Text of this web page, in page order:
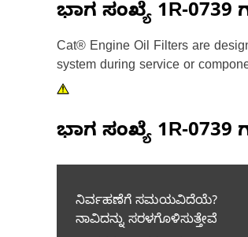
ಭಾಗ ಸಂಖ್ಯೆ 1R-0739
Cat® Engine Oil Filters are
system during service or
ಭಾಗ ಸಂಖ್ಯೆ 1R-0739
ನಿರ್ವಹಣೆಗೆ ಸಮಯವಿದೆಯೆ?
ನಾವಿದನ್ನು ಸರಳಗೊಳಿಸುತ್ತೇವೆ